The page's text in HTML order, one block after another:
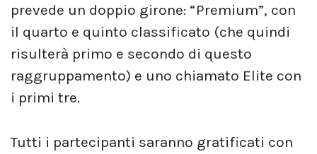
prevede un doppio girone: “Premium”, con
il quarto e quinto classificato (che quindi
risulterà primo e secondo di questo
raggruppamento) e uno chiamato Elite con
i primi tre.
Tutti i partecipanti saranno gratificati con